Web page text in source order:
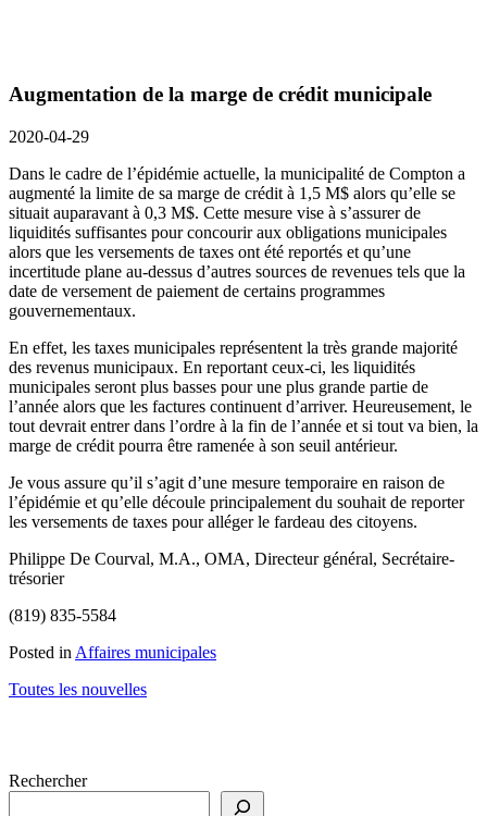
Augmentation de la marge de crédit municipale
2020-04-29
Dans le cadre de l’épidémie actuelle, la municipalité de Compton a
augmenté la limite de sa marge de crédit à 1,5 M$ alors qu’elle se
situait auparavant à 0,3 M$. Cette mesure vise à s’assurer de
liquidités suffisantes pour concourir aux obligations municipales
alors que les versements de taxes ont été reportés et qu’une
incertitude plane au-dessus d’autres sources de revenues tels que la
date de versement de paiement de certains programmes
gouvernementaux.
En effet, les taxes municipales représentent la très grande majorité
des revenus municipaux. En reportant ceux-ci, les liquidités
municipales seront plus basses pour une plus grande partie de
l’année alors que les factures continuent d’arriver. Heureusement, le
tout devrait entrer dans l’ordre à la fin de l’année et si tout va bien, la
marge de crédit pourra être ramenée à son seuil antérieur.
Je vous assure qu’il s’agit d’une mesure temporaire en raison de
l’épidémie et qu’elle découle principalement du souhait de reporter
les versements de taxes pour alléger le fardeau des citoyens.
Philippe De Courval, M.A., OMA, Directeur général, Secrétaire-
trésorier
(819) 835-5584
Posted in Affaires municipales
Toutes les nouvelles
Rechercher